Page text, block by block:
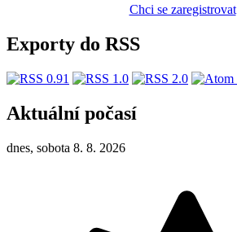
Chci se zaregistrovat
Exporty do RSS
Aktuální počasí
dnes, sobota 8. 8. 2026